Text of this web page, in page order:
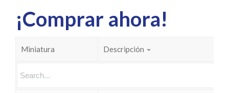
X
PinterestFacebookLinkedInWhatsApp
¡Comprar ahora!
Miniatura Descripción